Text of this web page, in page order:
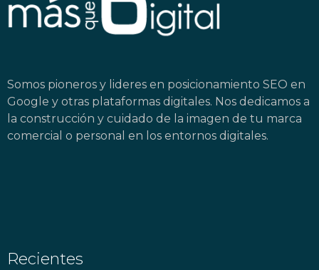
Somos pioneros y lideres en posicionamiento SEO en
Google y otras plataformas digitales. Nos dedicamos a
la construcción y cuidado de la imagen de tu marca
comercial o personal en los entornos digitales.
Recientes